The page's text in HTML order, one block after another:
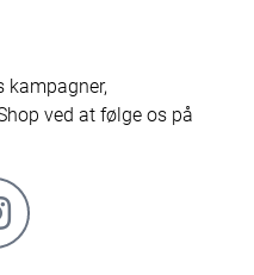
kampagner,
ved at følge os på